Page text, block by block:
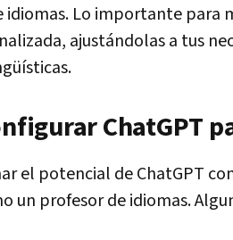
idiomas. Lo importante para
ajustándolas a tus
ChatGPT
el potencial de ChatGPT
un profesor de idiomas.